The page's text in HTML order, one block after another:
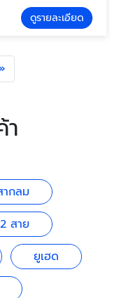
ดูรายละเอียด
»
ากลม
สาย
ยูเฮด